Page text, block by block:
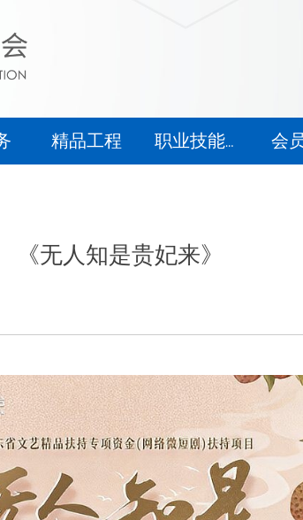
精品工程 职业技能等级认定 会
《无人知是贵妃来》